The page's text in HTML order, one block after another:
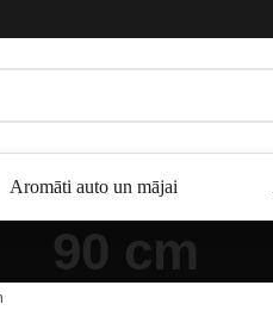
Aromāti auto un mājai
90 cm